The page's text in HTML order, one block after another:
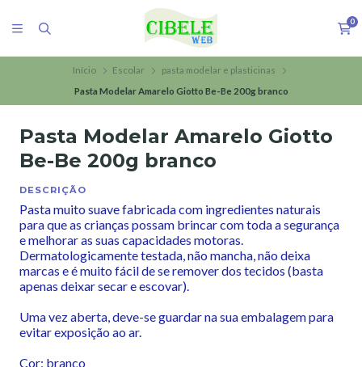
0
Início Escolar
pasta modelar e plasticinas
Pasta Modelar Amarelo Giotto Be-Be 200g branco
Pasta Modelar Amarelo Giotto
Be-Be 200g branco
DESCRIÇÃO
Pasta muito suave fabricada com ingredientes naturais
para que as crianças possam brincar com toda a segurança
e melhorar as suas capacidades motoras.
Dermatologicamente testada, não mancha, não deixa
marcas e é muito fácil de se remover dos tecidos (basta
apenas deixar secar e escovar).
Uma vez aberta, deve-se guardar na sua embalagem para
evitar exposição ao ar.
Cor: branco